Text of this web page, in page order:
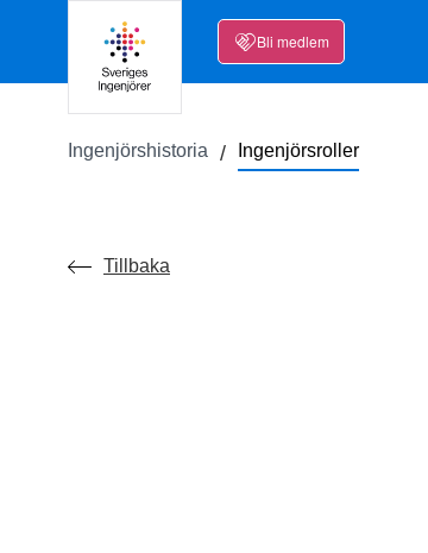
Bli medlem
Ingenjörshistoria Ingenjörsroller
Tillbaka